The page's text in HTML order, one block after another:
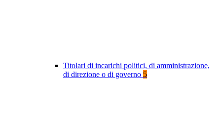
Titolari di incarichi politici, di amministrazione,
di direzione o di governo 5